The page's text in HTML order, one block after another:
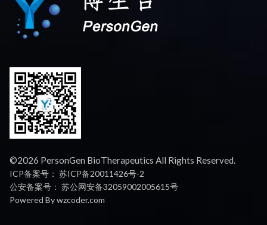
©2026 PersonGen BioTherapeutics All Rights Reserved.
ICP备案号： 苏ICP备20011426号-2
公安备案号： 苏公网安备32059002005615号
Powered Bywzcoder.com